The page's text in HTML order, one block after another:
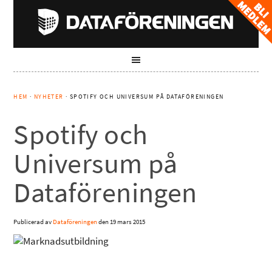
HEM · NYHETER · SPOTIFY OCH UNIVERSUM PÅ DATAFÖRENINGEN
Spotify och
Universum på
Dataföreningen
Publicerad av Dataföreningenden19 mars 2015